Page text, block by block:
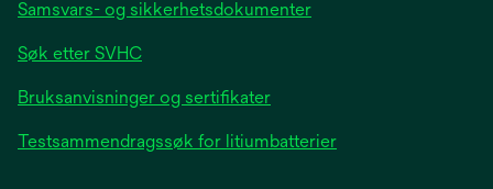
Samsvars- og sikkerhetsdokumenter
Søk etter SVHC
Bruksanvisninger og sertifikater
Testsammendragssøk for litiumbatterier